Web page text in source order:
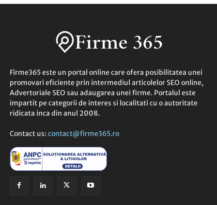
Firme365 este un portal online care ofera posibilitatea unei
promovari eficiente prin intermediul articolelor SEO online,
Advertoriale SEO sau adaugarea unei firme. Portalul este
impartit pe categorii de interes si localitati cu o autoritate
ridicata inca din anul 2008.
Contact us: contact@firme365.ro